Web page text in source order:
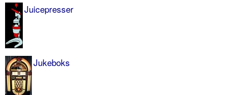
Juicepresser
Jukeboks